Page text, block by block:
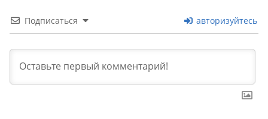
Подписаться авторизуйтесь